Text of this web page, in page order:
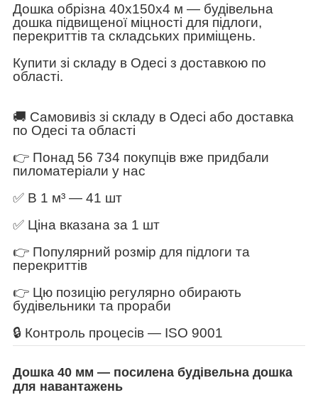
Дошка обрізна 40х150х4 м — будівельна
дошка підвищеної міцності для підлоги,
перекриттів та складських приміщень.
Купити зі складу в Одесі з доставкою по
області.
🚚 Самовивіз зі складу в Одесі або доставка
по Одесі та області
👉 Понад 56 734 покупців вже придбали
пиломатеріали у нас
✅ В 1 м³ — 41 шт
✅ Ціна вказана за 1 шт
👉 Популярний розмір для підлоги та
перекриттів
👉 Цю позицію регулярно обирають
будівельники та прораби
🔒 Контроль процесів — ISO 9001
Дошка 40 мм — посилена будівельна дошка
для навантажень